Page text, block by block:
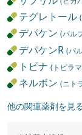
テグレトール
デパケン(バル
デパケンR(バ
トピナ(トピラ
ネルボン(ニト
他の関連薬剤を見